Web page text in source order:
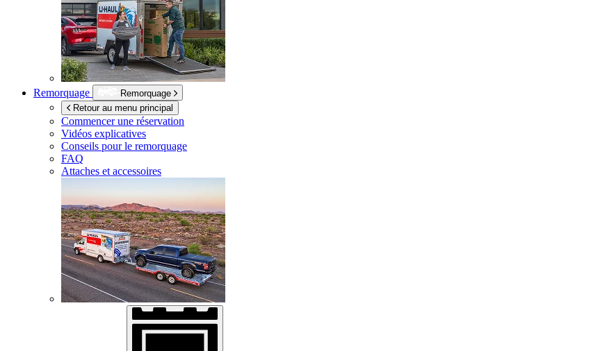
Remorquage
Remorquage
Retour au menu principal
Commencer une réservation
Vidéos explicatives
Conseils pour le remorquage
FAQ
Attaches et accessoires